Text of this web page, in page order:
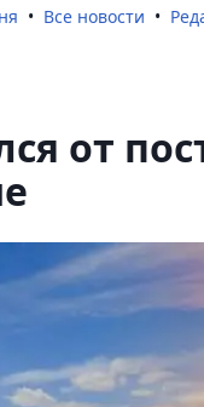
Все новости
от